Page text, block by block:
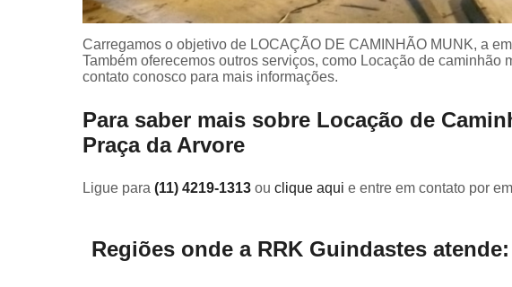
Carregamos o objetivo de LOCAÇÃO DE CAMINHÃO MUNK, a
Também oferecemos outros serviços, como Locação de caminhão
contato conosco para mais informações.
Para saber mais sobre Locação de
Praça da Arvore
Ligue para (11) 4219-1313 ou clique aqui e entre em contato por
Regiões onde a RRK Guindastes atende: